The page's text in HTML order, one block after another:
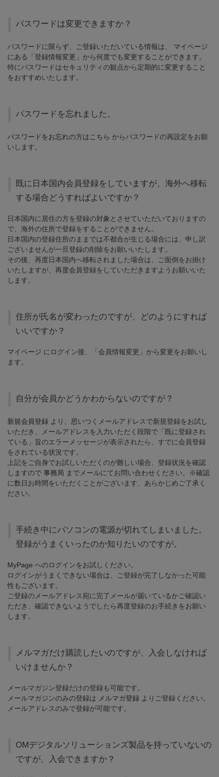
パスワードは変更できますか？
パスワードに限らず、ご登録いただいている情報は、 マイページ
にある「登録情報変更」から何度でも変更することができます。
特にパスワードはセキュリティの観点から定期的に変更すること
をおすすめいたします。
パスワードを忘れました。
パスワードをお忘れの方はこちら からパスワードの再設定をお願
いします。
既に日本国内会員登録をしていますが、海外へ移転
する場合どうすればよいですか？
日本国内に居住の方を登録の対象とさせていただいておりますの
で、海外の住所で登録をすることができません。
日本国内の登録住所のままでは不都合が生じる場合には、申し訳
ございませんが一旦登録の削除をお願いいたします。
その後、再度日本国内へ移転されました場合は、ご面倒をお掛け
いたしますが、再度会員登録をしていただきますようお願いいた
します。
住所が氏名が変わったのですが、どのようにすれば
いいですか？
マイページ にログイン後、「会員情報変更」から変更をお願いし
ます。
自分が会員かどうかわからないのですが？
新規会員登録 より、思いつくメールアドレスで新規登録をお試し
いただき、メールアドレスを入力いただく段階で「既に登録され
ている」旨のエラーメッセージが表示されたら、すでに会員登録
をされている状況です。
上記をご自身でお試しいただくのが難しい場合、登録状況を確認
しますので 事務局 までメールにてお問い合わせください。※確認
に数日お時間をいただくことがございます、あらかじめご了承く
ださい。
手続き中にパソコンの電源が切れてしまいました。
登録がうまくいったのか知りたいのですが。
MyPage へのログインをお試しください。
ログインがうまくできない場合は、ご登録が完了しなかった可能
性もございます。
ご登録のメールアドレス宛に完了メールが届いているかご確認い
ただき、確認できないようでしたら再度登録のお手続きをお願い
します。
メルマガだけ購読したいのですが、入会しなければ
いけませんか？
メールマガジン登録だけの登録も可能です。
メールマガジンのみの登録は メルマガ登録 よりご登録ください。
メールアドレスのみで登録が可能です。
OMデジタルソリューションズ製品を持っていないの
ですが、入会できますか？